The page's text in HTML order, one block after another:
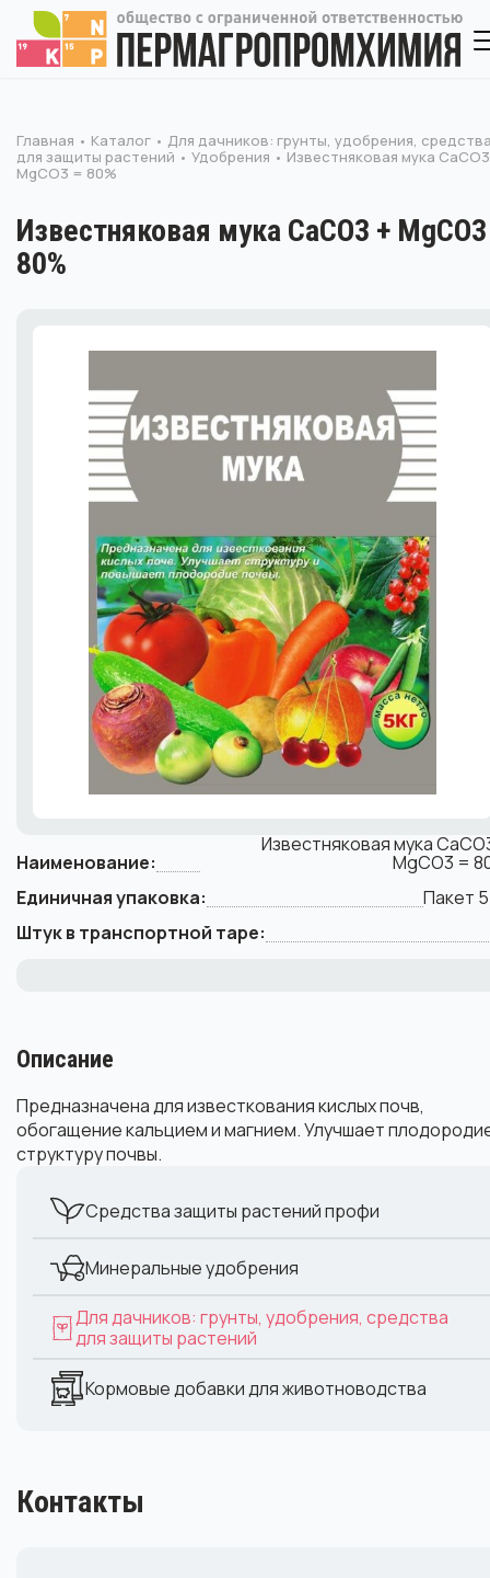
Главная Каталог
Для дачников: грунты, удобрения,
для защиты растений
Удобрения
Известняковая мука
MgCO3 = 80%
Известняковая мука CaCO3 +
80%
Наименование:
Известняковая мука
MgCO3 =
Единичная упаковка:
Пакет 5
Штук в транспортной таре:
Описание
Предназначена для известкования кислых почв,
обогащение кальцием и магнием. Улучшает
структуру почвы.
Средства защиты растений профи
Минеральные удобрения
Для дачников: грунты, удобрения, средства
для защиты растений
Кормовые добавки для животноводства
Контакты